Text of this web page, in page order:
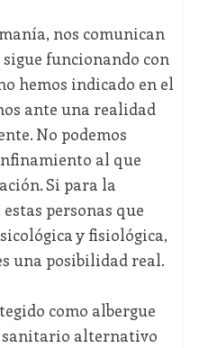
nos comunican
funcionando con
hemos indicado en el
ante una realidad
No podemos
al que
Si para la
personas que
y fisiológica,
una posibilidad real.
como albergue
sanitario alternativo